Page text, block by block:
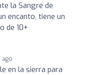
la Sangre de
encanto, tiene un
de 10+
ago
en la sierra para